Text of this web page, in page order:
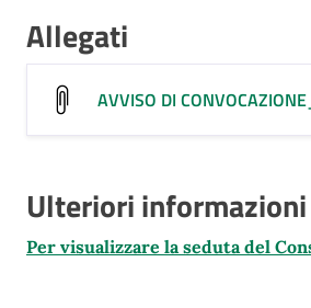
Allegati
AVVISO DI
Ulteriori informazioni
Per visualizzare la seduta del